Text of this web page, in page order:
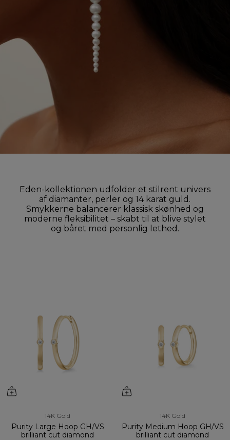
Eden-kollektionen udfolder et stilrent univers
af diamanter, perler og 14 karat guld.
Smykkerne balancerer klassisk skønhed og
moderne fleksibilitet – skabt til at blive stylet
og båret med personlig lethed.
14K Gold
Purity Large Hoop GH/VS
brilliant cut diamond
14K Gold
Purity Medium Hoop GH/VS
brilliant cut diamond